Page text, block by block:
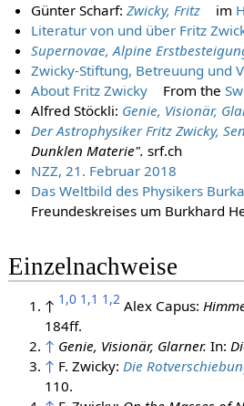
Günter Scharf: Zwicky, Fritz im
Literatur von und über Fritz
Supernovae, Alpine
Zwicky-Stiftung, Betreuung und
About Fritz Zwicky
From the
Alfred Stöckli: Genie, Visionär,
Der Astrophysiker Fritz Zwicky,
Dunklen Materie". srf.ch
NZZ, 21. Februar 2018
Das Weltbild des Physikers
Freundeskreises um Burkhard
Einzelnachweise
↑ 1,0 1,1 1,2 Alex Capus:
184ff.
↑ Genie, Visionär, Glarner. In:
↑ F. Zwicky: Die
110.